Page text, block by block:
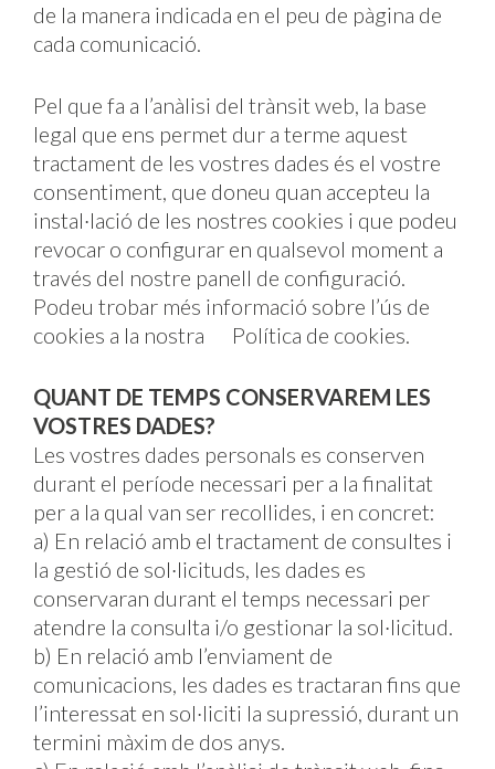
de la manera indicada en el peu de pàgina de
cada comunicació.
Pel que fa a l’anàlisi del trànsit web, la base
legal que ens permet dur a terme aquest
tractament de les vostres dades és el vostre
consentiment, que doneu quan accepteu la
instal·lació de les nostres cookies i que podeu
revocar o configurar en qualsevol moment a
través del nostre panell de configuració.
Podeu trobar més informació sobre l’ús de
cookies a la nostra
Política de cookies.
QUANT DE TEMPS CONSERVAREM LES
VOSTRES DADES?
Les vostres dades personals es conserven
durant el període necessari per a la finalitat
per a la qual van ser recollides, i en concret:
a) En relació amb el tractament de consultes i
la gestió de sol·licituds, les dades es
conservaran durant el temps necessari per
atendre la consulta i/o gestionar la sol·licitud.
b) En relació amb l’enviament de
comunicacions, les dades es tractaran fins que
l’interessat en sol·liciti la supressió, durant un
termini màxim de dos anys.